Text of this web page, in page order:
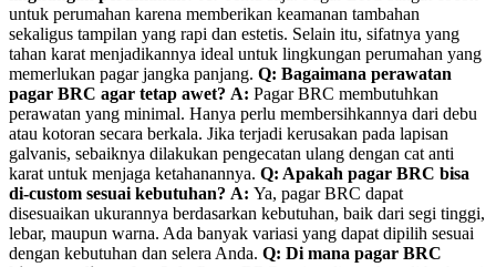
untuk perumahan karena memberikan keamanan tambahan
sekaligus tampilan yang rapi dan estetis. Selain itu, sifatnya yang
tahan karat menjadikannya ideal untuk lingkungan perumahan yang
memerlukan pagar jangka panjang. Q: Bagaimana perawatan
pagar BRC agar tetap awet? A: Pagar BRC membutuhkan
perawatan yang minimal. Hanya perlu membersihkannya dari debu
atau kotoran secara berkala. Jika terjadi kerusakan pada lapisan
galvanis, sebaiknya dilakukan pengecatan ulang dengan cat anti
karat untuk menjaga ketahanannya. Q: Apakah pagar BRC bisa
di-custom sesuai kebutuhan? A: Ya, pagar BRC dapat
disesuaikan ukurannya berdasarkan kebutuhan, baik dari segi tinggi,
lebar, maupun warna. Ada banyak variasi yang dapat dipilih sesuai
dengan kebutuhan dan selera Anda. Q: Di mana pagar BRC